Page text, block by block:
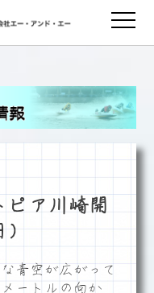
ピア川崎開
青空が広がって
ートルの向か